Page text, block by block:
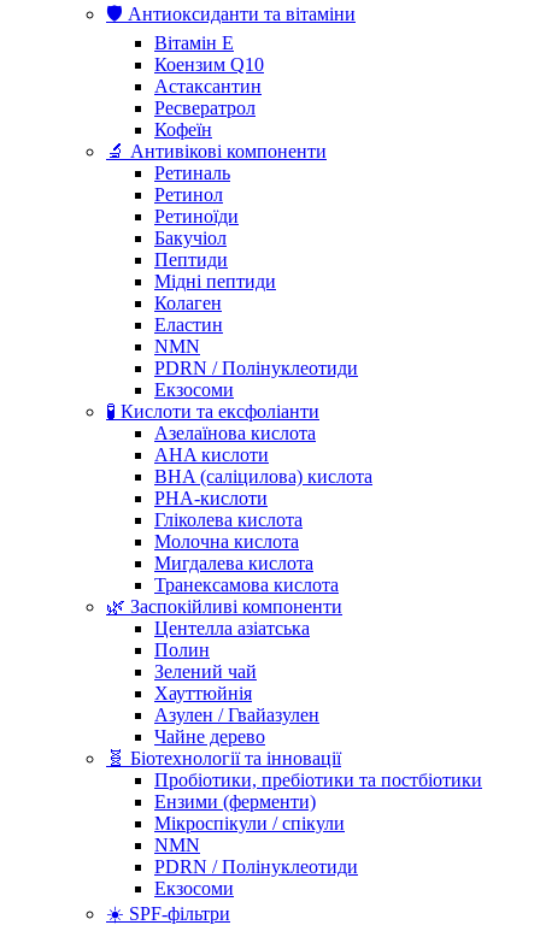
🛡️ Антиоксиданти та вітаміни
Вітамін Е
Коензим Q10
Астаксантин
Ресвератрол
Кофеїн
🔬 Антивікові компоненти
Ретиналь
Ретинол
Ретиноїди
Бакучіол
Пептиди
Мідні пептиди
Колаген
Еластин
NMN
PDRN / Полінуклеотиди
Екзосоми
🧪 Кислоти та ексфоліанти
Азелаїнова кислота
AHA кислоти
BHA (саліцилова) кислота
PHA-кислоти
Гліколева кислота
Молочна кислота
Мигдалева кислота
Транексамова кислота
🌿 Заспокійливі компоненти
Центелла азіатська
Полин
Зелений чай
Хауттюйнія
Азулен / Гвайазулен
Чайне дерево
🧬 Біотехнології та інновації
Пробіотики, пребіотики та постбіотики
Ензими (ферменти)
Мікроспікули / спікули
NMN
PDRN / Полінуклеотиди
Екзосоми
☀️ SPF-фільтри